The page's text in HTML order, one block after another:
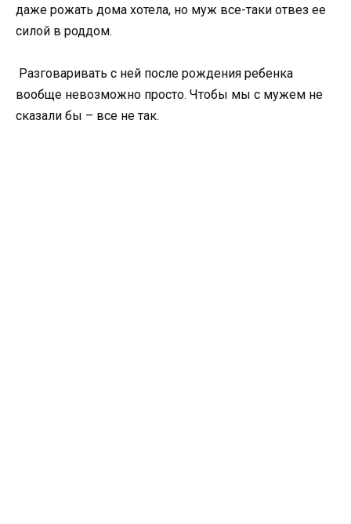
даже рожать дома хотела, но муж все-таки отвез ее
силой в роддом.
Разговаривать с ней после рождения ребенка
вообще невозможно просто. Чтобы мы с мужем не
сказали бы – все не так.